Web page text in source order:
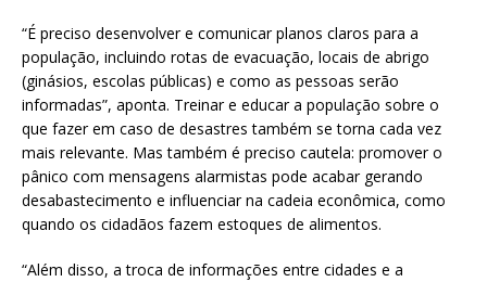
“É preciso desenvolver e comunicar planos claros para a
população, incluindo rotas de evacuação, locais de abrigo
(ginásios, escolas públicas) e como as pessoas serão
informadas”, aponta. Treinar e educar a população sobre o
que fazer em caso de desastres também se torna cada vez
mais relevante. Mas também é preciso cautela: promover o
pânico com mensagens alarmistas pode acabar gerando
desabastecimento e influenciar na cadeia econômica, como
quando os cidadãos fazem estoques de alimentos.
“Além disso, a troca de informações entre cidades e a